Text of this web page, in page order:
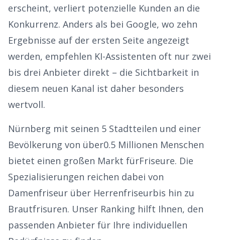
erscheint, verliert potenzielle Kunden an die
Konkurrenz. Anders als bei Google, wo zehn
Ergebnisse auf der ersten Seite angezeigt
werden, empfehlen KI-Assistenten oft nur zwei
bis drei Anbieter direkt – die Sichtbarkeit in
diesem neuen Kanal ist daher besonders
wertvoll.
Nürnberg mit seinen 5 Stadtteilen und einer
Bevölkerung von über0.5 Millionen Menschen
bietet einen großen Markt fürFriseure. Die
Spezialisierungen reichen dabei von
Damenfriseur über Herrenfriseurbis hin zu
Brautfrisuren. Unser Ranking hilft Ihnen, den
passenden Anbieter für Ihre individuellen